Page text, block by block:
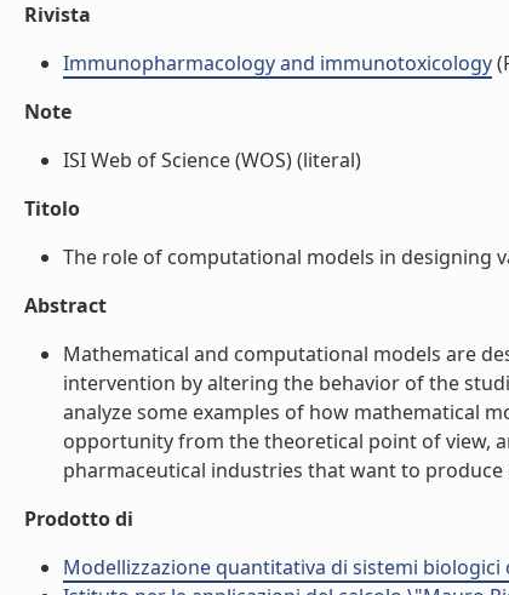
Rivista
Immunopharmacology and immunotoxicology
Note
ISI Web of Science (WOS) (literal)
Titolo
The role of computational models in designing
Abstract
Mathematical and computational models are
intervention by altering the behavior of the
analyze some examples of how mathematical
opportunity from the theoretical point of view,
pharmaceutical industries that want to
Prodotto di
Modellizzazione quantitativa di sistemi biologici